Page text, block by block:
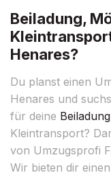
Beiladung,
Henares?
Du planst einen
Henares und
für deine Beiladung
Kleintransport?
von Umzugsprofi
Wir bieten dir